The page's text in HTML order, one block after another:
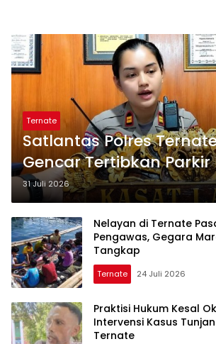
Ternate
Satlantas Polres
Gencar Tertibkan Parkir
31 Juli 2026
Nelayan di Ternate
Pengawas, Gegara
Tangkap
Ternate 24 Juli 2026
Praktisi Hukum Kesal
Intervensi Kasus
Ternate